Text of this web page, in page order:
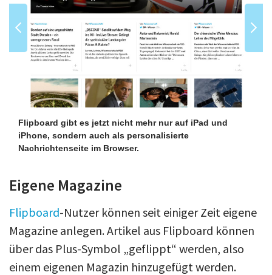
Flipboard gibt es jetzt nicht mehr nur auf iPad und
iPhone, sondern auch als personalisierte
Nachrichtenseite im Browser.
Eigene Magazine
Flipboard-Nutzer können seit einiger Zeit eigene
Magazine anlegen. Artikel aus Flipboard können
über das Plus-Symbol „geflippt“ werden, also
einem eigenen Magazin hinzugefügt werden.